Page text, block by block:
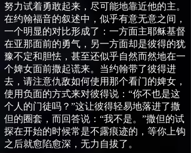
努力试着勇敢起来，尽可能地靠近他的主。
在约翰福音的叙述中，似乎有意无意之间，
一个明显的对比形成了：一方面主耶稣基督
在亚那面前的勇气，另一方面却是彼得的犹
豫不定和胆怯，甚至还似乎自然而然地在一
个婢女面前撒起谎来。当约翰带了彼得进
去，请注意仇敌如何使用那个看门的婢女，
使用负面的方式来对彼得说： “你不也是这
个人的门徒吗？ ”这让彼得轻易地落进了撒
但的圈套，而回答说： “我不是。 ”撒但的试
探在开始的时候常是不露痕迹的，等你上钩
之后就愈陷愈深，无力自拔了。